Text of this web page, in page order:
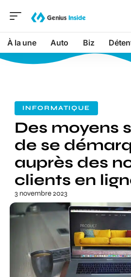
À la une Auto Biz
INFORMATIQUE
Des moyens
de se
auprès des
clients en
3 novembre 2023